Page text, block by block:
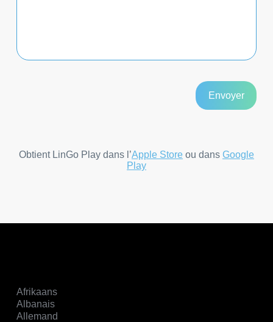
Obtient LinGo Play dans l’Apple Store ou dans Google
Play
Afrikaans
Albanais
Allemand